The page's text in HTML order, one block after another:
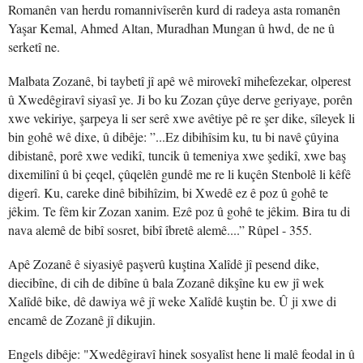
Romanên van herdu romannivîserên kurd di radeya asta romanên
Yaşar Kemal, Ahmed Altan, Muradhan Mungan û hwd, de ne û
serketî ne.
Malbata Zozanê, bi taybetî jî apê wê mirovekî mihefezekar, olperest
û Xwedêgiravî siyasî ye. Ji bo ku Zozan çûye derve geriyaye, porên
xwe vekiriye, şarpeya li ser serê xwe avêtiye pê re şer dike, sîleyek li
bin gohê wê dixe, û dibêje: ”...Ez dibihîsim ku, tu bi navê çûyina
dibistanê, porê xwe vedikî, tuncik û temeniya xwe şedikî, xwe baş
dixemilînî û bi çeqel, çûqelên gundê me re li kuçên Stenbolê li kêfê
digerî. Ku, careke dinê bibihîzim, bi Xwedê ez ê poz û gohê te
jêkim. Te fêm kir Zozan xanim. Ezê poz û gohê te jêkim. Bira tu di
nava alemê de bibî sosret, bibî îbretê alemê....” Rûpel - 355.
Apê Zozanê ê siyasiyê paşverû kuştina Xalîdê jî pesend dike,
diecibîne, di cih de dibîne û bala Zozanê dikşîne ku ew jî wek
Xalîdê bike, dê dawiya wê jî weke Xalîdê kuştin be. Û ji xwe di
encamê de Zozanê jî dikujin.
Engels dibêje: "Xwedêgiravî hinek sosyalîst hene li malê feodal in û